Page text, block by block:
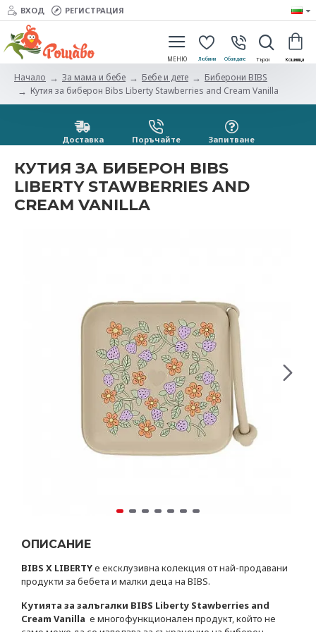
ВХОД РЕГИСТРАЦИЯ
Начало За мама и бебе Бебе и дете
Биберони BIBS
Кутия за биберон Bibs Liberty Stawberries and Cream Vanilla
Доставка Поръчайте Запитванe
КУТИЯ ЗА БИБЕРОН BIBS
LIBERTY STAWBERRIES AND
CREAM VANILLA
ОПИСАНИЕ
BIBS X LIBERTYе ексклузивна колекция от най-продавани
продукти за бебета и малки деца на BIBS.
Кутията за залъгалки BIBS Liberty Stawberries and
Cream Vanilla е многофункционален продукт, който не